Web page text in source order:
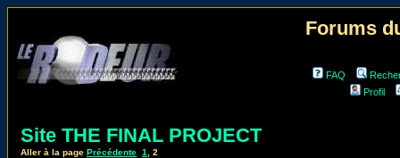
Forums
FAQ
Profil
Site THE FINAL PROJECT
Aller à la page Précédente 1 2